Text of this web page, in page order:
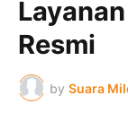
Resmi
by Suara